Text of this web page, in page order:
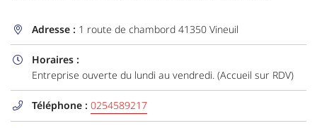
 Adresse : 1 route de chambord 41350 Vineuil

Horaires :
Entreprise ouverte du lundi au vendredi. (Accueil sur RDV)
 Téléphone : 0254589217